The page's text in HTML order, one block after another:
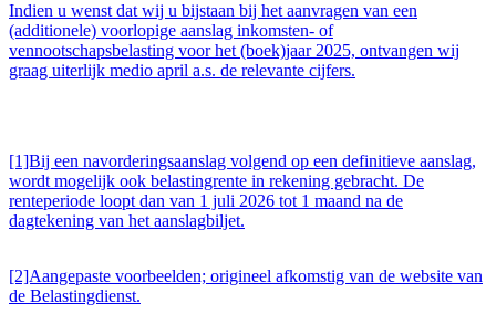
Indien u wenst dat wij u bijstaan bij het aanvragen van een
(additionele) voorlopige aanslag inkomsten- of
vennootschapsbelasting voor het (boek)jaar 2025, ontvangen wij
graag uiterlijk medio april a.s. de relevante cijfers.
[1]Bij een navorderingsaanslag volgend op een definitieve aanslag,
wordt mogelijk ook belastingrente in rekening gebracht. De
renteperiode loopt dan van 1 juli 2026 tot 1 maand na de
dagtekening van het aanslagbiljet.
[2]Aangepaste voorbeelden; origineel afkomstig van de website van
de Belastingdienst.